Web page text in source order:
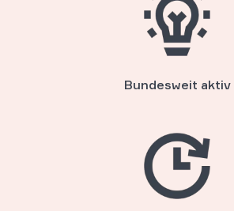
Bundesweit aktiv